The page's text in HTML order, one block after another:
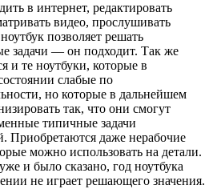
в интернет, редактировать
видео, прослушивать
позволяет решать
задачи — он подходит. Так же
и те ноутбуки, которые в
слабые по
но которые в дальнейшем
так, что они смогут
типичные задачи
Приобретаются даже нерабочие
можно использовать на детали.
и было сказано, год ноутбука
не играет решающего значения.